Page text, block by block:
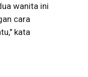
wanita ini
cara
kata